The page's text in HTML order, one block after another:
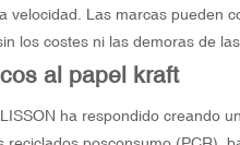
Las marcas pueden
los costes ni las demoras de
al papel kraft
ha respondido creando